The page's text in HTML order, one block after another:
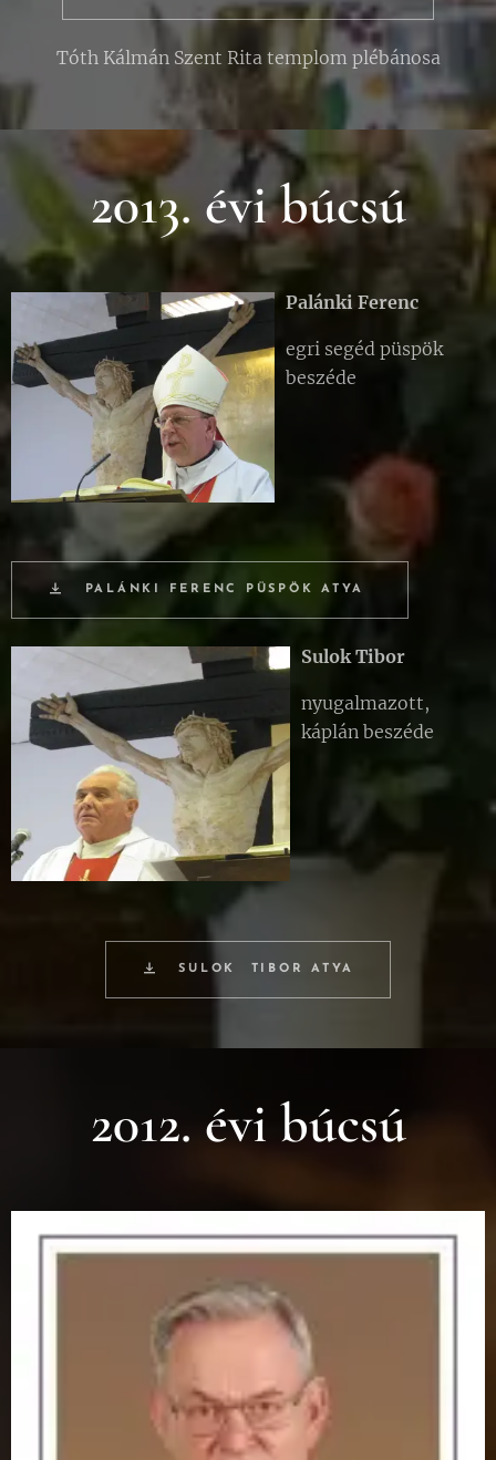
Tóth Kálmán Szent Rita templom plébánosa
2013. évi búcsú
Palánki Ferenc
egri segéd püspök
beszéde
PALÁNKI FERENC PÜSPÖK ATYA
Sulok Tibor
nyugalmazott,
káplán beszéde
SULOK TIBOR ATYA
2012. évi búcsú